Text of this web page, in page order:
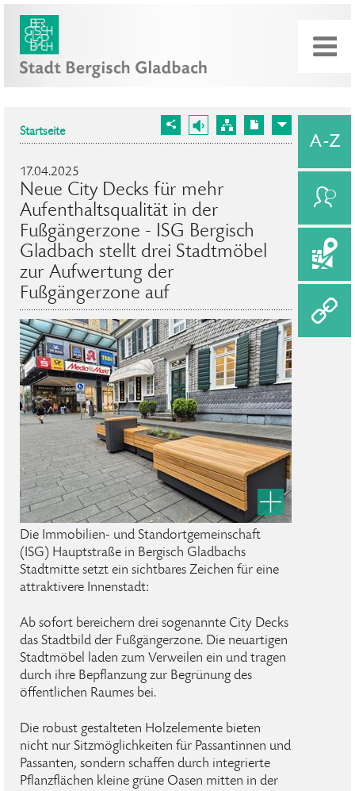
Startseite
17.04.2025
Neue City Decks für mehr
Aufenthaltsqualität in der
Fußgängerzone - ISG Bergisch
Gladbach stellt drei Stadtmöbel
zur Aufwertung der
Fußgängerzone auf
Die Immobilien- und Standortgemeinschaft
(ISG) Hauptstraße in Bergisch Gladbachs
Stadtmitte setzt ein sichtbares Zeichen für eine
attraktivere Innenstadt:
Ab sofort bereichern drei sogenannte City Decks
das Stadtbild der Fußgängerzone. Die neuartigen
Stadtmöbel laden zum Verweilen ein und tragen
durch ihre Bepflanzung zur Begrünung des
öffentlichen Raumes bei.
Die robust gestalteten Holzelemente bieten
nicht nur Sitzmöglichkeiten für Passantinnen und
Passanten, sondern schaffen durch integrierte
Pflanzflächen kleine grüne Oasen mitten in der